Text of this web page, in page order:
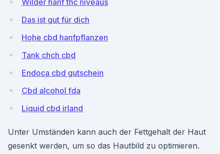
Wilder hanf thc niveaus
Das ist gut für dich
Hohe cbd hanfpflanzen
Tank chch cbd
Endoca cbd gutschein
Cbd alcohol fda
Liquid cbd irland
Unter Umständen kann auch der Fettgehalt der Haut
gesenkt werden, um so das Hautbild zu optimieren.